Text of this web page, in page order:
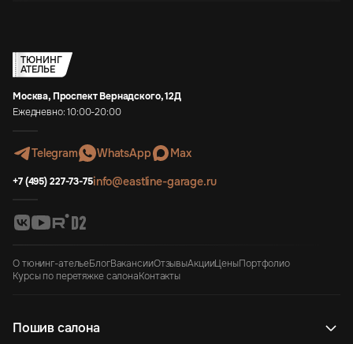
ТЮНИНГ
АТЕЛЬЕ
Москва, Проспект Вернадского, 12Д
Ежедневно: 10:00-20:00
Telegram WhatsApp Max
+7 (495) 227-73-75info@eastline-garage.ru
О тюнинг-ательеБлогВакансииОтзывыАкцииЦеныПортфолио
Курсы по перетяжке салонаКонтакты
Пошив салона